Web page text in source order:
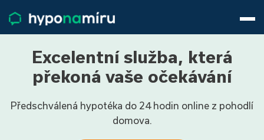
Životní pojištění
Pojištění nemovitosti
Články
800 688 388
9−16 hod.
Excelentní služba, která
překoná vaše očekávání
Předschválená hypotéka do 24 hodin online z pohodlí
domova.